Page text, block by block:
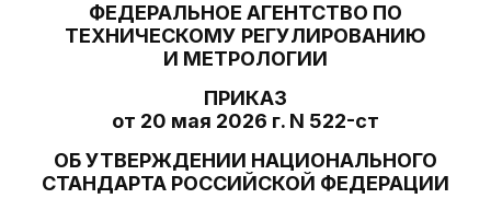
ФЕДЕРАЛЬНОЕ АГЕНТСТВО ПО
ТЕХНИЧЕСКОМУ РЕГУЛИРОВАНИЮ
И МЕТРОЛОГИИ
ПРИКАЗ
от 20 мая 2026 г. N 522-ст
ОБ УТВЕРЖДЕНИИ НАЦИОНАЛЬНОГО
СТАНДАРТА РОССИЙСКОЙ ФЕДЕРАЦИИ